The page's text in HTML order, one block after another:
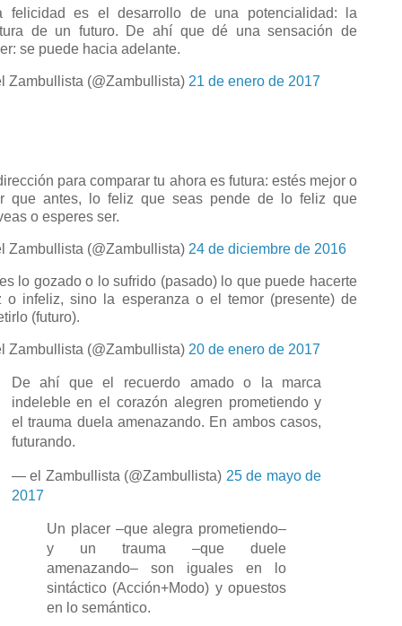
felicidad es el desarrollo de una potencialidad: la
de un futuro. De ahí que dé una sensación de
se puede hacia adelante.
Zambullista (@Zambullista) 21 de enero de 2017
para comparar tu ahora es futura: estés mejor o
que antes, lo feliz que seas pende de lo feliz que
o esperes ser.
Zambullista (@Zambullista) 24 de diciembre de 2016
lo gozado o lo sufrido (pasado) lo que puede hacerte
o infeliz, sino la esperanza o el temor (presente) de
(futuro).
Zambullista (@Zambullista) 20 de enero de 2017
De ahí que el recuerdo amado o la marca
indeleble en el corazón alegren prometiendo y
el trauma duela amenazando. En ambos casos,
futurando.
— el Zambullista (@Zambullista) 25 de mayo de
2017
Un placer –que alegra prometiendo–
y un trauma –que duele
amenazando– son iguales en lo
sintáctico (Acción+Modo) y opuestos
en lo semántico.